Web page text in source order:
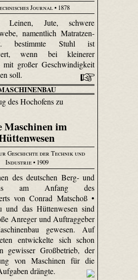
Journal• 1878
Leinen, Jute, schwere
namentlich Matrat­zen-
bestimmte Stuhl ist
wenn bei kleinerer
mit großer Geschwindigkeit
soll.
Maschinen im
Geschichte der Technik und
Industrie• 1909
des deutschen Berg- und
am Anfang des
von Conrad Matschoß •
und das Hüttenwesen sind
Anreger und Auftraggeber
gewesen. Auf
entwickelte sich schon
gewisser Großbetrieb, der
von Maschinen für die
drängte.